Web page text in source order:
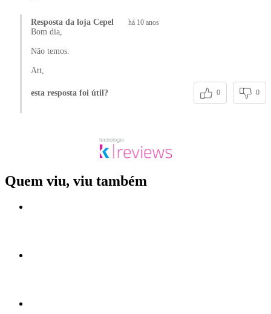
Resposta da loja Cepel há 10 anos
Bom dia,
Não temos.
Att,
esta resposta foi útil? 0 0
Quem viu, viu também